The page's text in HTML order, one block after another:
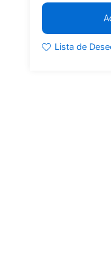
Lista de